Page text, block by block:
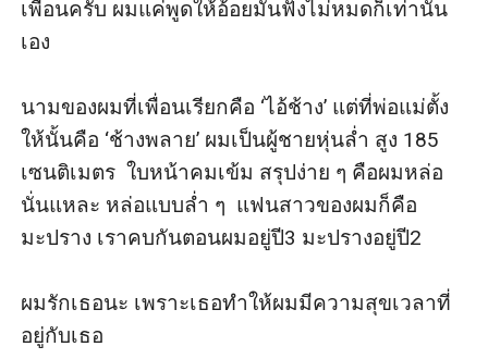
เพื่อนครับ ผมแค่พูดให้อ้อยมันฟังไม่หมดก็เท่านั้น
เอง
นามของผมที่เพื่อนเรียกคือ ‘ไอ้ช้าง’ แต่ที่พ่อแม่ตั้ง
ให้นั้นคือ ‘ช้างพลาย’ ผมเป็นผู้ชายหุ่นล่ำ สูง 185
เซนติเมตร  ใบหน้าคมเข้ม สรุปง่าย ๆ คือผมหล่อ
นั่นแหละ หล่อแบบล่ำ ๆ  แฟนสาวของผมก็คือ
มะปราง เราคบกันตอนผมอยู่ปี3 มะปรางอยู่ปี2
ผมรักเธอนะ เพราะเธอทำให้ผมมีความสุขเวลาที่
อยู่กับเธอ